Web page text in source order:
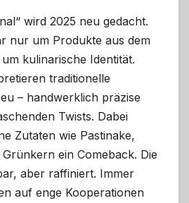
wird 2025 neu gedacht.
nur um Produkte aus dem
kulinarische Identität.
traditionelle
– handwerklich präzise
Twists. Dabei
Zutaten wie Pastinake,
ein Comeback. Die
aber raffiniert. Immer
auf enge Kooperationen